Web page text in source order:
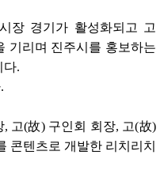
장 경기가 활성화되고 고
기리며 진주시를 홍보하는
다.
고(故) 구인회 회장, 고(故)
콘텐츠로 개발한 리치리치